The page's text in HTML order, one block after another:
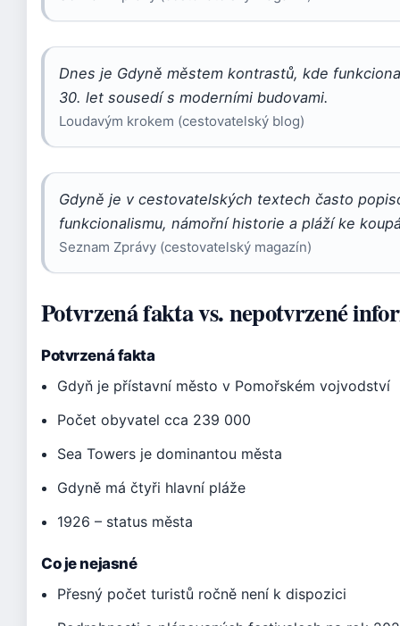
Dnes je Gdyně městem kontrastů, kde
30. let sousedí s moderními budovami.
Loudavým krokem (cestovatelský blog)
Gdyně je v cestovatelských textech často
funkcionalismu, námořní historie a pláží ke
Seznam Zprávy (cestovatelský magazín)
Potvrzená fakta vs. nepotvrzené
Potvrzená fakta
Gdyň je přístavní město v Pomořském vojvodství
Počet obyvatel cca 239 000
Sea Towers je dominantou města
Gdyně má čtyři hlavní pláže
1926 – status města
Co je nejasné
Přesný počet turistů ročně není k dispozici